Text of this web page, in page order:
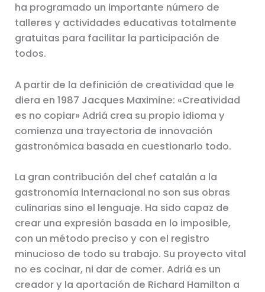
ha programado un importante número de
talleres y actividades educativas totalmente
gratuitas para facilitar la participación de
todos.
A partir de la definición de creatividad que le
diera en 1987 Jacques Maximine: «Creatividad
es no copiar» Adriá crea su propio idioma y
comienza una trayectoria de innovación
gastronómica basada en cuestionarlo todo.
La gran contribución del chef catalán a la
gastronomía internacional no son sus obras
culinarias sino el lenguaje. Ha sido capaz de
crear una expresión basada en lo imposible,
con un método preciso y con el registro
minucioso de todo su trabajo. Su proyecto vital
no es cocinar, ni dar de comer. Adriá es un
creador y la aportación de Richard Hamilton a